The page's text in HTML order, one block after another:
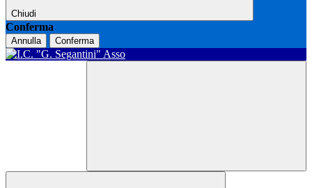
Chiudi
Conferma
Annulla Conferma